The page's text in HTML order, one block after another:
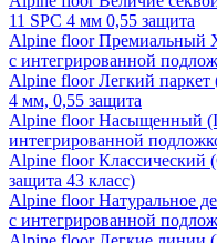
11 SPC 4 мм 0,55 защита
Alpine floor Премиальный
с интегрированной
Alpine floor Легкий паркет
4 мм, 0,55 защита
Alpine floor Насыщенный
интегрированной
Alpine floor Классический
защита 43 класс)
Alpine floor Натуральное
с интегрированной